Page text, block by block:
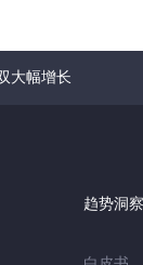
大幅增长
趋势洞察